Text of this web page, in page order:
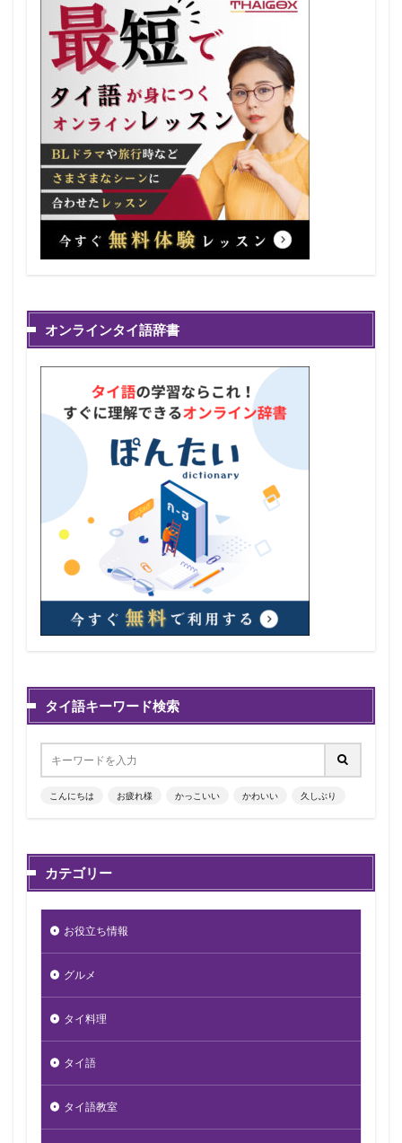
オンラインタイ語辞書
タイ語キーワード検索
こんにちは お疲れ様 かっこいい かわいい 久しぶり
カテゴリー
お役立ち情報
グルメ
タイ料理
タイ語
タイ語教室